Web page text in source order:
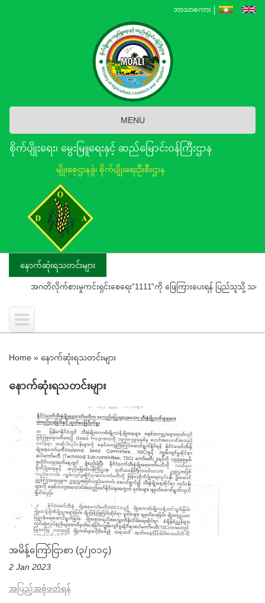
ဘာသာစကား
MENU
စိုက်ပျိုးရေး၊ မွေးမြူရေးနှင့် ဆည်မြောင်း၀န်ကြီးဌာန
မျိုးစေ့ဌာနခွဲ၊ စိုက်ပျိုးရေးဦးစီးဌာန
နောက်ဆုံးရသတင်းများ
လိုက်စားမှုကင်းရှင်းစေရေး"1111"ကို ဖြေကြားပေးရန် ပြည်သူသို့ သတိပေးနှိုးဆော်ခြ
Home » နောက်ဆုံးရသတင်းများ
နောက်ဆုံးရသတင်းများ
အမိန့်ကြော်ငြာစာ (၃/၂၀၁၄)
2 Jan 2023
အပြည့်အစုံဖတ်ရန်